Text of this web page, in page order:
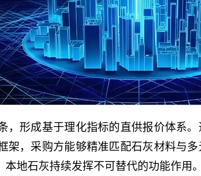
，形成基于理化指标的直供报价体系
架，采购方能够精准匹配石灰材料与
地石灰持续发挥不可替代的功能作用。